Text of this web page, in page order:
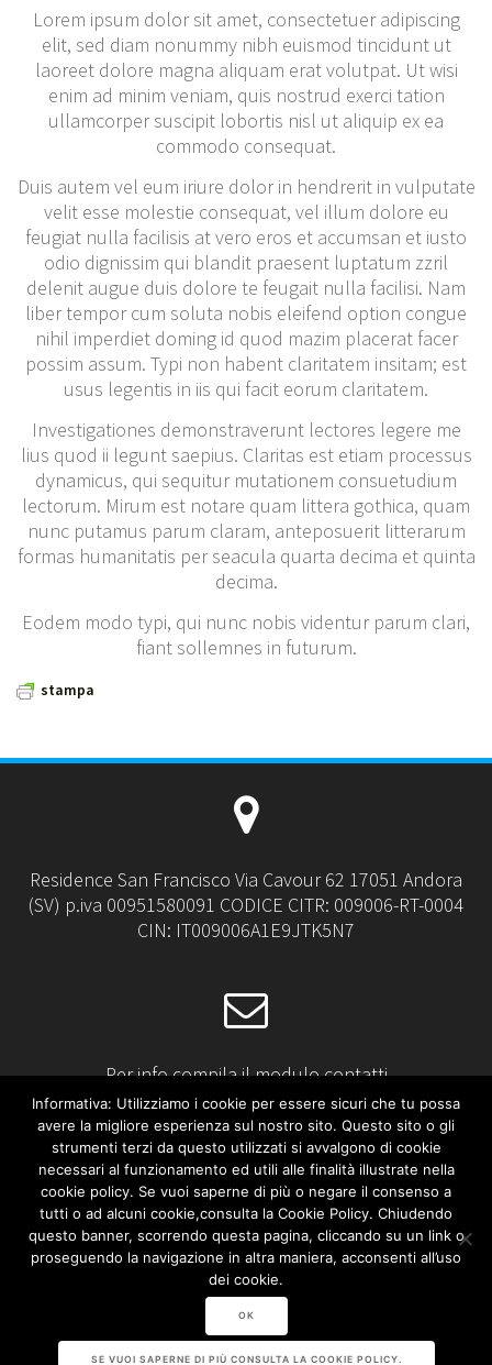
Lorem ipsum dolor sit amet, consectetuer adipiscing
elit, sed diam nonummy nibh euismod tincidunt ut
laoreet dolore magna aliquam erat volutpat. Ut wisi
enim ad minim veniam, quis nostrud exerci tation
ullamcorper suscipit lobortis nisl ut aliquip ex ea
commodo consequat.
Duis autem vel eum iriure dolor in hendrerit in vulputate
velit esse molestie consequat, vel illum dolore eu
feugiat nulla facilisis at vero eros et accumsan et iusto
odio dignissim qui blandit praesent luptatum zzril
delenit augue duis dolore te feugait nulla facilisi. Nam
liber tempor cum soluta nobis eleifend option congue
nihil imperdiet doming id quod mazim placerat facer
possim assum. Typi non habent claritatem insitam; est
usus legentis in iis qui facit eorum claritatem.
Investigationes demonstraverunt lectores legere me
lius quod ii legunt saepius. Claritas est etiam processus
dynamicus, qui sequitur mutationem consuetudium
lectorum. Mirum est notare quam littera gothica, quam
nunc putamus parum claram, anteposuerit litterarum
formas humanitatis per seacula quarta decima et quinta
decima.
Eodem modo typi, qui nunc nobis videntur parum clari,
fiant sollemnes in futurum.
stampa
Residence San Francisco Via Cavour 62 17051 Andora
(SV) p.iva 00951580091 CODICE CITR: 009006-RT-0004
CIN: IT009006A1E9JTK5N7
Per info compila il modulo contatti
Tel: +39 0182 87391
© 2026 RESIDENCE SAN FRANCISCO. Realizzato con
Informativa: Utilizziamo i cookie per essere sicuri che tu possa
avere la migliore esperienza sul nostro sito. Questo sito o gli
strumenti terzi da questo utilizzati si avvalgono di cookie
necessari al funzionamento ed utili alle finalità illustrate nella
cookie policy. Se vuoi saperne di più o negare il consenso a
tutti o ad alcuni cookie,consulta la Cookie Policy. Chiudendo
questo banner, scorrendo questa pagina, cliccando su un link o
proseguendo la navigazione in altra maniera, acconsenti all’uso
dei cookie.
OK
SE VUOI SAPERNE DI PIÙ CONSULTA LA COOKIE POLICY.